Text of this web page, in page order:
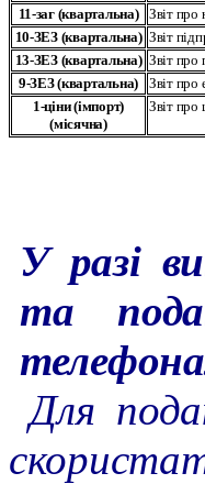
11-заг (квартальна)
Звіт про
10-ЗЕЗ (квартальна) Звіт
13-ЗЕЗ (квартальна) Звіт про
9-ЗЕЗ (квартальна)
Звіт про
1-ціни (імпорт)
(місячна)
Звіт про
У разі
та
Для